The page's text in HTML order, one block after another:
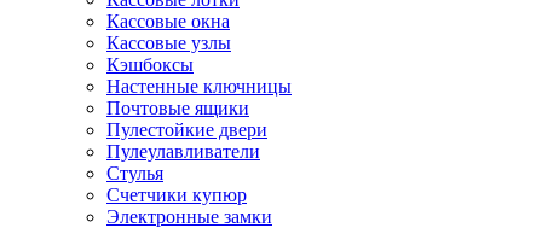
Кассовые окна
Кассовые узлы
Кэшбоксы
Настенные ключницы
Почтовые ящики
Пулестойкие двери
Пулеулавливатели
Стулья
Счетчики купюр
Электронные замки